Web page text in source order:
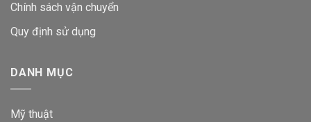
Chính sách vận chuyển
Quy định sử dụng
DANH MỤC
Mỹ thuật